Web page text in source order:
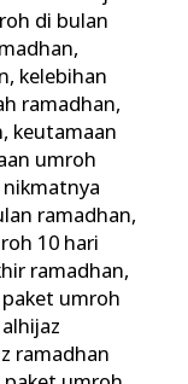
di bulan
,
, kelebihan
ramadhan,
, keutamaan
umroh
nikmatnya
ramadhan,
10 hari
ramadhan,
paket umroh
ramadhan